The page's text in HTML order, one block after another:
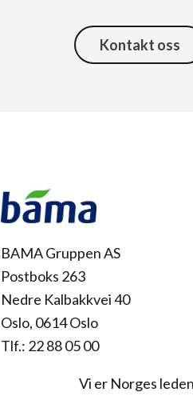
Kontakt oss
Kontakt
BAMA Gruppen AS
Postboks 263
Nedre Kalbakkvei 40
Oslo, 0614 Oslo
Tlf.: 22 88 05 00
Vi er Norges